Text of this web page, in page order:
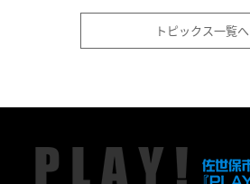
トピックス一覧へ